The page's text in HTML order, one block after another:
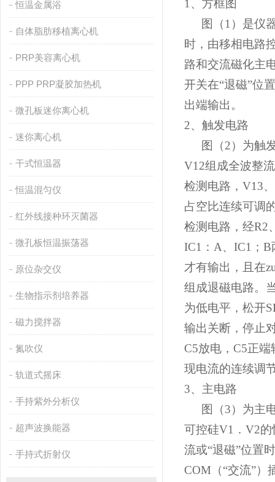
恒温金属浴
自体脂肪移植离心机
PRP美容离心机
PPP PRP凝胶加热机
微孔板迷你离心机
迷你离心机
干式恒温器
恒温混匀仪
红外线接种环灭菌器
微孔板恒温振荡器
原位杂交仪
生物指示剂培养器
磁力搅拌器
氮吹仪
轨道式摇床
手持紫外分析仪
超声波换能器
手持式折射仪
1 、方框图
图
（1） 是仪
时，由移相电路
路和交流磁化主
开关在“退磁”位
出端输出。
2、触发电路
图
（2） 为触
V12组成全波整
检测电路， V13、
占空比连续可调
检测电路，经R2
IC1 ： A、 IC1 ； B
才有输出，且在
组成退磁电路。
为低电平，松开
输出关断，停止
C5放电， C5正端
现电流的连续调
3、主电路
图
（3） 为主
可控硅V1 ． V2的
流或“退磁”位置时
COM（“交流”）